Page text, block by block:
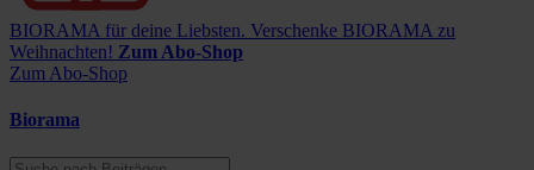
BIORAMA für deine Liebsten. Verschenke BIORAMA zu
Weihnachten! Zum Abo-Shop
Zum Abo-Shop
Biorama